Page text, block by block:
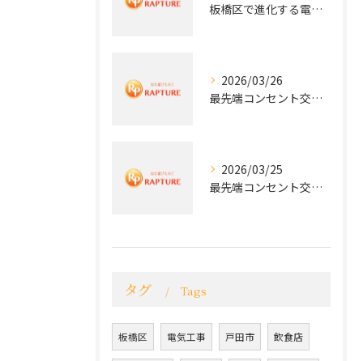
板橋区で進化する電気工事と最新コンセント交換技術
2026/03/26
最先端コンセント交換で快適な生活を実現する電気工事の技術
2026/03/25
最先端コンセント交換で実現する安全と快適な住環境
タグ Tags
板橋区 電気工事 戸田市 飲食店